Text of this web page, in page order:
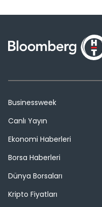
Businessweek
Canlı Yayın
Ekonomi Haberleri
Borsa Haberleri
Dünya Borsaları
Kripto Fiyatları